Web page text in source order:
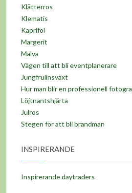
Klätterros
Klematis
Kaprifol
Margerit
Malva
Vägen till att bli eventplanerare
Jungfrulinsväxt
Hur man blir en professionell
Löjtnantshjärta
Julros
Stegen för att bli brandman
INSPIRERANDE
Inspirerande daytraders